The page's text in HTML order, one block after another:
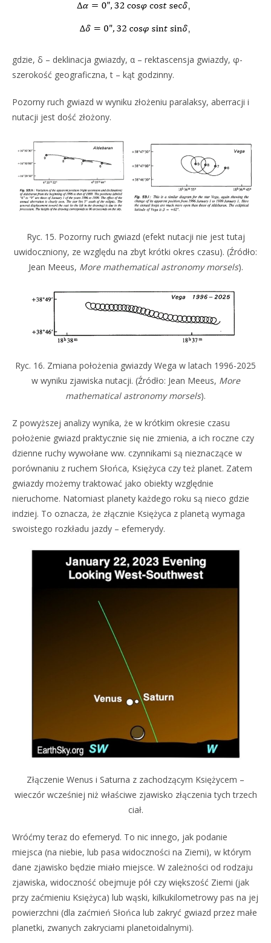
gdzie, δ – deklinacja gwiazdy, α – rektascensja gwiazdy, φ-
szerokość geograficzna, t – kąt godzinny.
Pozorny ruch gwiazd w wyniku złożeniu paralaksy, aberracji i
nutacji jest dość złożony.
Ryc. 15. Pozorny ruch gwiazd (efekt nutacji nie jest tutaj
uwidoczniony, ze względu na zbyt krótki okres czasu). (Źródło:
Jean Meeus, More mathematical astronomy morsels).
Ryc. 16. Zmiana położenia gwiazdy Wega w latach 1996-2025
w wyniku zjawiska nutacji. (Źródło: Jean Meeus, More
mathematical astronomy morsels).
Z powyższej analizy wynika, że w krótkim okresie czasu
położenie gwiazd praktycznie się nie zmienia, a ich roczne czy
dzienne ruchy wywołane ww. czynnikami są nieznaczące w
porównaniu z ruchem Słońca, Księżyca czy też planet. Zatem
gwiazdy możemy traktować jako obiekty względnie
nieruchome. Natomiast planety każdego roku są nieco gdzie
indziej. To oznacza, że złącznie Księżyca z planetą wymaga
swoistego rozkładu jazdy – efemerydy.
Złączenie Wenus i Saturna z zachodzącym Księżycem –
wieczór wcześniej niż właściwe zjawisko złączenia tych trzech
ciał.
Wróćmy teraz do efemeryd. To nic innego, jak podanie
miejsca (na niebie, lub pasa widoczności na Ziemi), w którym
dane zjawisko będzie miało miejsce. W zależności od rodzaju
zjawiska, widoczność obejmuje pół czy większość Ziemi (jak
przy zaćmieniu Księżyca) lub wąski, kilkukilometrowy pas na jej
powierzchni (dla zaćmień Słońca lub zakryć gwiazd przez małe
planetki, zwanych zakryciami planetoidalnymi).